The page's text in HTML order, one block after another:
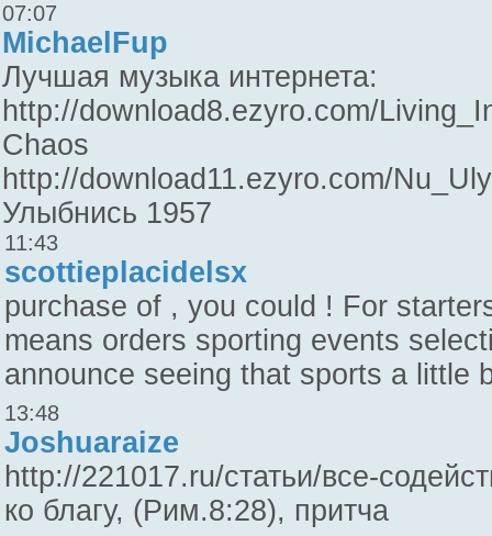
07:07
MichaelFup
Лучшая музыка интернета:
http://download8.ezyro.com/
Chaos
http://download11.ezyro.com/
Улыбнись 1957
11:43
scottieplacidelsx
purchase of , you could ! For
means orders sporting events
announce seeing that sports a little
13:48
Joshuaraize
http://221017.ru/статьи/все-
ко благу, (Рим.8:28), притча